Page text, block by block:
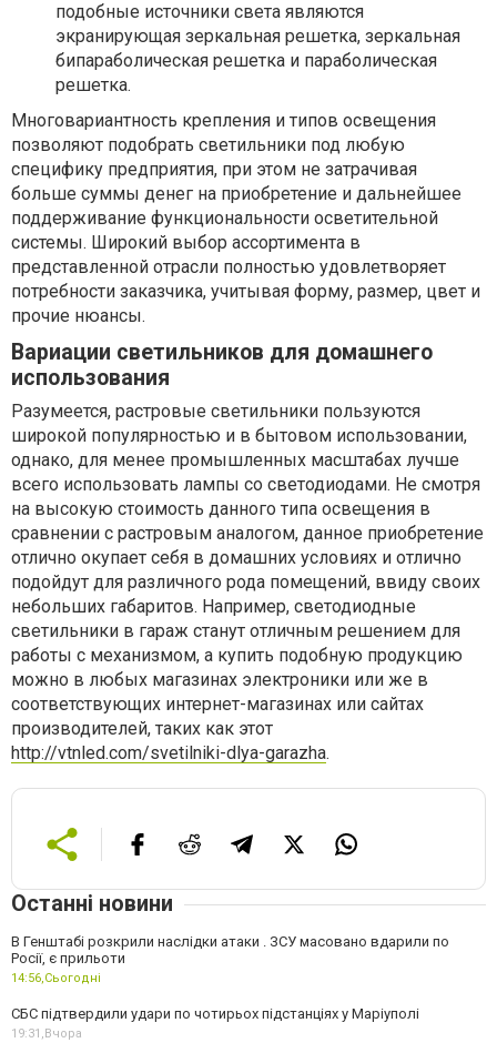
подобные источники света являются
экранирующая зеркальная решетка, зеркальная
бипараболическая решетка и параболическая
решетка.
Многовариантность крепления и типов освещения
позволяют подобрать светильники под любую
специфику предприятия, при этом не затрачивая
больше суммы денег на приобретение и дальнейшее
поддерживание функциональности осветительной
системы. Широкий выбор ассортимента в
представленной отрасли полностью удовлетворяет
потребности заказчика, учитывая форму, размер, цвет и
прочие нюансы.
Вариации светильников для домашнего
использования
Разумеется, растровые светильники пользуются
широкой популярностью и в бытовом использовании,
однако, для менее промышленных масштабах лучше
всего использовать лампы со светодиодами. Не смотря
на высокую стоимость данного типа освещения в
сравнении с растровым аналогом, данное приобретение
отлично окупает себя в домашних условиях и отлично
подойдут для различного рода помещений, ввиду своих
небольших габаритов. Например, светодиодные
светильники в гараж станут отличным решением для
работы с механизмом, а купить подобную продукцию
можно в любых магазинах электроники или же в
соответствующих интернет-магазинах или сайтах
производителей, таких как этот
http://vtnled.com/svetilniki-dlya-garazha.
Останні новини
В Генштабі розкрили наслідки атаки . ЗСУ масовано вдарили по
Росії, є прильоти
14:56,Сьогодні
СБС підтвердили удари по чотирьох підстанціях у Маріуполі
19:31,Вчора